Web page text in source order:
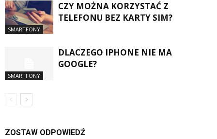
SMARTFONY
CZY MOŻNA KORZYSTAĆ Z
TELEFONU BEZ KARTY SIM?
SMARTFONY
DLACZEGO IPHONE NIE MA
GOOGLE?
ZOSTAW ODPOWIEDŹ